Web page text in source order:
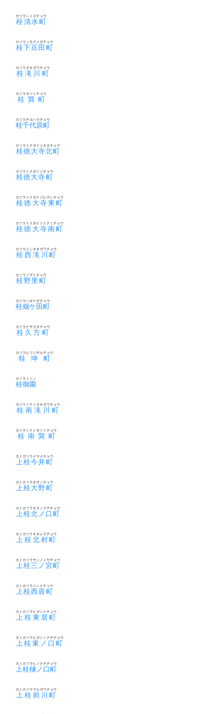
桂清水町
カツラシミズチョウ
桂下豆田町
カツラシモマメダチョウ
桂滝川町
カツラタキガワチョウ
桂巽町
カツラタツミチョウ
桂千代原町
カツラチヨハラチョウ
桂徳大寺北町
カツラトクダイジキタチョウ
桂徳大寺町
カツラトクダイジチョウ
桂徳大寺東町
カツラトクダイジヒガシチョウ
桂徳大寺南町
カツラトクダイジミナミチョウ
桂西滝川町
カツラニシタキガワチョウ
桂野里町
カツラノザトチョウ
桂畑ケ田町
カツラハタケダチョウ
桂久方町
カツラヒサカタチョウ
桂坤町
カツラヒツジサルチョウ
桂御園
カツラミソノ
桂南滝川町
カツラミナミタキガワチョウ
桂南巽町
カツラミナミタツミチョウ
上桂今井町
カミカツライマイチョウ
上桂大野町
カミカツラオオノチョウ
上桂北ノ口町
カミカツラキタノクチチョウ
上桂北村町
カミカツラキタムラチョウ
上桂三ノ宮町
カミカツラサンノミヤチョウ
上桂西居町
カミカツラニシイチョウ
上桂東居町
カミカツラヒガシイチョウ
上桂東ノ口町
カミカツラヒガシノクチチョウ
上桂樋ノ口町
カミカツラヒノクチチョウ
上桂前川町
カミカツラマエガワチョウ